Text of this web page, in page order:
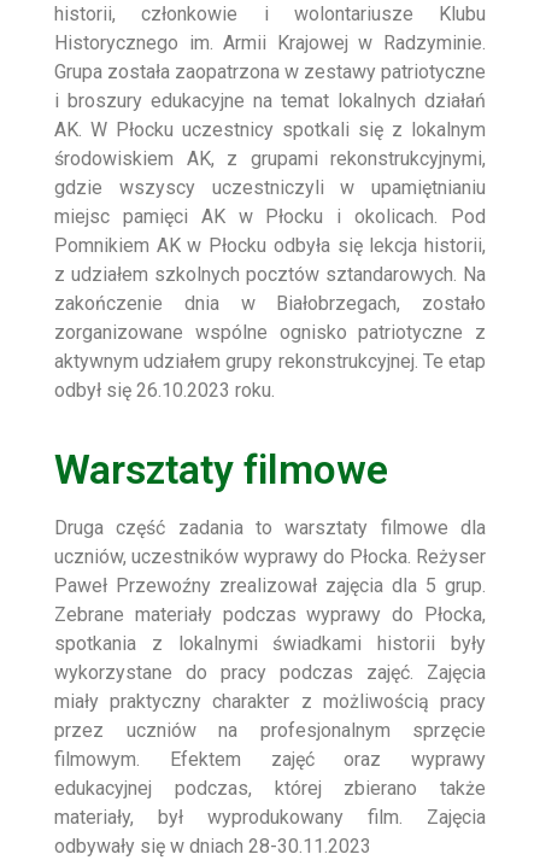
historii, członkowie i wolontariusze Klubu
Historycznego im. Armii Krajowej w Radzyminie.
Grupa została zaopatrzona w zestawy patriotyczne
i broszury edukacyjne na temat lokalnych działań
AK. W Płocku uczestnicy spotkali się z lokalnym
środowiskiem AK, z grupami rekonstrukcyjnymi,
gdzie wszyscy uczestniczyli w upamiętnianiu
miejsc pamięci AK w Płocku i okolicach. Pod
Pomnikiem AK w Płocku odbyła się lekcja historii,
z udziałem szkolnych pocztów sztandarowych. Na
zakończenie dnia w Białobrzegach, zostało
zorganizowane wspólne ognisko patriotyczne z
aktywnym udziałem grupy rekonstrukcyjnej. Te etap
odbył się 26.10.2023 roku.
Warsztaty filmowe
Druga część zadania to warsztaty filmowe dla
uczniów, uczestników wyprawy do Płocka. Reżyser
Paweł Przewoźny zrealizował zajęcia dla 5 grup.
Zebrane materiały podczas wyprawy do Płocka,
spotkania z lokalnymi świadkami historii były
wykorzystane do pracy podczas zajęć. Zajęcia
miały praktyczny charakter z możliwością pracy
przez uczniów na profesjonalnym sprzęcie
filmowym. Efektem zajęć oraz wyprawy
edukacyjnej podczas, której zbierano także
materiały, był wyprodukowany film. Zajęcia
odbywały się w dniach 28-30.11.2023